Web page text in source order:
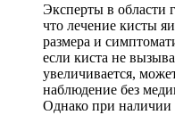
Эксперты в области
что лечение кисты
размера и
если киста не
увеличивается,
наблюдение без
Однако при наличии